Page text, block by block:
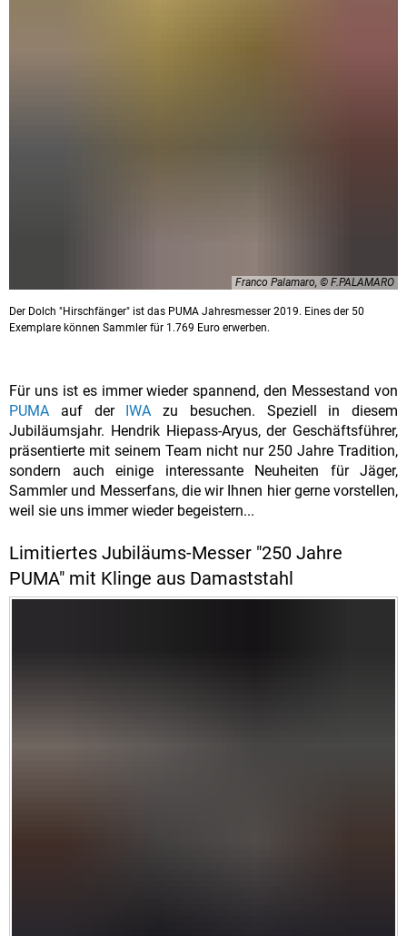
Franco Palamaro, © F.PALAMARO
Der Dolch "Hirschfänger" ist das PUMA Jahresmesser 2019. Eines der 50
Exemplare können Sammler für 1.769 Euro erwerben.
Für uns ist es immer wieder spannend, den Messestand von
PUMA auf der IWA zu besuchen. Speziell in diesem
Jubiläumsjahr. Hendrik Hiepass-Aryus, der Geschäftsführer,
präsentierte mit seinem Team nicht nur 250 Jahre Tradition,
sondern auch einige interessante Neuheiten für Jäger,
Sammler und Messerfans, die wir Ihnen hier gerne vorstellen,
weil sie uns immer wieder begeistern...
Limitiertes Jubiläums-Messer "250 Jahre
PUMA" mit Klinge aus Damaststahl